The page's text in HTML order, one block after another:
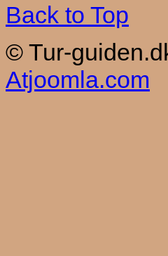
Back to Top
© Tur-
Atjoomla.com